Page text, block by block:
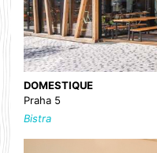
DOMESTIQUE
Praha 5
Bistra